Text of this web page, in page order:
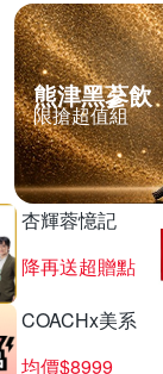
熊津黑蔘飲
限搶超值組
杏輝蓉憶記
降再送超贈點
COACHx美系
均價$8999